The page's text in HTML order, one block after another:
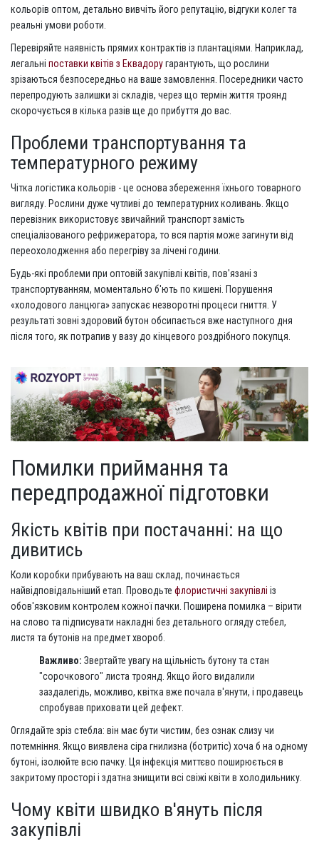
кольорів оптом, детально вивчіть його репутацію, відгуки колег та
реальні умови роботи.
Перевіряйте наявність прямих контрактів із плантаціями. Наприклад,
легальні поставки квітів з Еквадоругарантують, що рослини
зрізаються безпосередньо на ваше замовлення. Посередники часто
перепродують залишки зі складів, через що термін життя троянд
скорочується в кілька разів ще до прибуття до вас.
Проблеми транспортування та
температурного режиму
Чітка логістика кольорів - це основа збереження їхнього товарного
вигляду. Рослини дуже чутливі до температурних коливань. Якщо
перевізник використовує звичайний транспорт замість
спеціалізованого рефрижератора, то вся партія може загинути від
переохолодження або перегріву за лічені години.
Будь-які проблеми при оптовій закупівлі квітів, пов'язані з
транспортуванням, моментально б'ють по кишені. Порушення
«холодового ланцюга» запускає незворотні процеси гниття. У
результаті зовні здоровий бутон обсипається вже наступного дня
після того, як потрапив у вазу до кінцевого роздрібного покупця.
Помилки приймання та
передпродажної підготовки
Якість квітів при постачанні: на що
дивитись
Коли коробки прибувають на ваш склад, починається
найвідповідальніший етап. Проводьте флористичні закупівлі із
обов'язковим контролем кожної пачки. Поширена помилка – вірити
на слово та підписувати накладні без детального огляду стебел,
листя та бутонів на предмет хвороб.
Важливо: Звертайте увагу на щільність бутону та стан
"сорочкового" листа троянд. Якщо його видалили
заздалегідь, можливо, квітка вже почала в'янути, і продавець
спробував приховати цей дефект.
Оглядайте зріз стебла: він має бути чистим, без ознак слизу чи
потемніння. Якщо виявлена ​​сіра гнилизна (ботритіс) хоча б на одному
бутоні, ізолюйте всю пачку. Ця інфекція миттєво поширюється в
закритому просторі і здатна знищити всі свіжі квіти в холодильнику.
Чому квіти швидко в'януть після
закупівлі